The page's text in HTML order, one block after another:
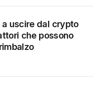
uscire dal crypto
che possono